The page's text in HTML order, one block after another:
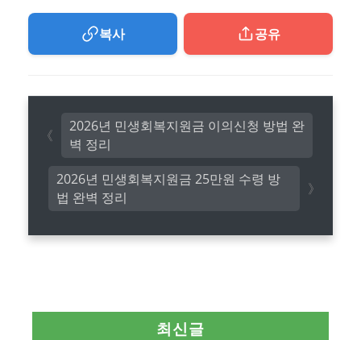
복사 공유
2026년 민생회복지원금 25만원 수령 방
법 완벽 정리
2026년 민생회복지원금 이의신청 방법 완
벽 정리
최신글